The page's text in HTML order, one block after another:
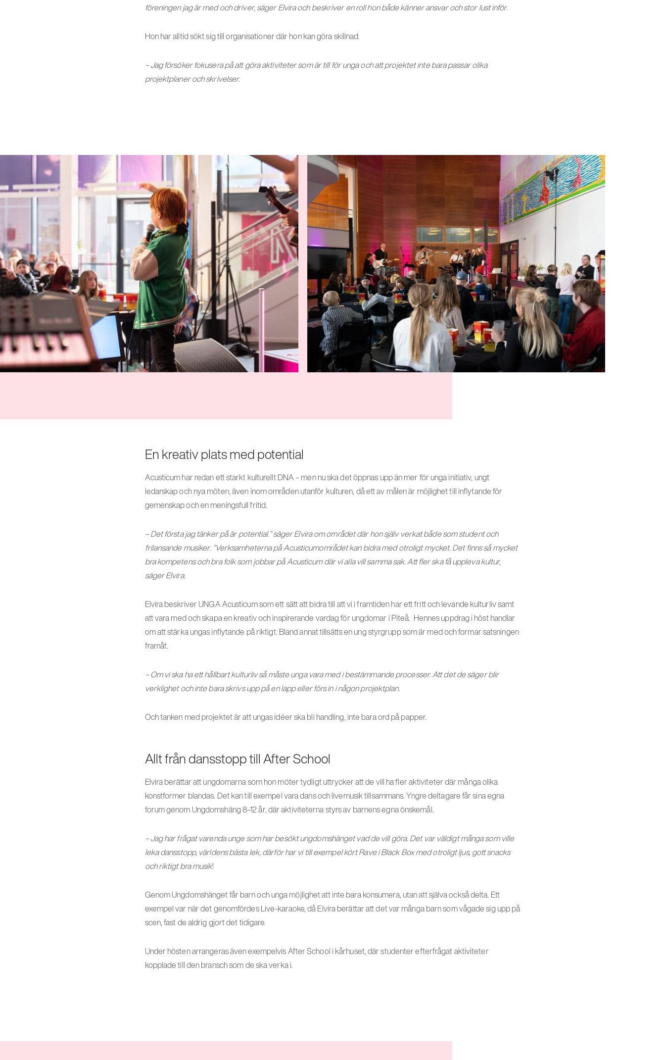
föreningen jag är med och driver, säger Elvira och beskriver en roll hon både känner ansvar och stor lust inför.
Hon har alltid sökt sig till organisationer där hon kan göra skillnad.
– Jag försöker fokusera på att göra aktiviteter som är till för unga och att projektet inte bara passar olika
projektplaner och skrivelser.
En kreativ plats med potential
Acusticum har redan ett starkt kulturellt DNA – men nu ska det öppnas upp än mer för unga initiativ, ungt
ledarskap och nya möten, även inom områden utanför kulturen, då ett av målen är möjlighet till inflytande för
gemenskap och en meningsfull fritid.
– Det första jag tänker på är potential.” säger Elvira om området där hon själv verkat både som student och
frilansande musiker. ”Verksamheterna på Acusticumområdet kan bidra med otroligt mycket. Det finns så mycket
bra kompetens och bra folk som jobbar på Acusticum där vi alla vill samma sak. Att fler ska få uppleva kultur,
säger Elvira.
Elvira beskriver UNGA Acusticum som ett sätt att bidra till att vi i framtiden har ett fritt och levande kulturliv samt
att vara med och skapa en kreativ och inspirerande vardag för ungdomar i Piteå. Hennes uppdrag i höst handlar
om att stärka ungas inflytande på riktigt. Bland annat tillsätts en ung styrgrupp som är med och formar satsningen
framåt.
– Om vi ska ha ett hållbart kulturliv så måste unga vara med i bestämmande processer. Att det de säger blir
verklighet och inte bara skrivs upp på en lapp eller förs in i någon projektplan.
Och tanken med projektet är att ungas idéer ska bli handling, inte bara ord på papper.
Allt från dansstopp till After School
Elvira berättar att ungdomarna som hon möter tydligt uttrycker att de vill ha fler aktiviteter där många olika
konstformer blandas. Det kan till exempel vara dans och livemusik tillsammans. Yngre deltagare får sina egna
forum genom Ungdomshäng 8–12 år, där aktiviteterna styrs av barnens egna önskemål.
– Jag har frågat varenda unge som har besökt ungdomshänget vad de vill göra. Det var väldigt många som ville
leka dansstopp, världens bästa lek, därför har vi till exempel kört Rave i Black Box med otroligt ljus, gott snacks
och riktigt bra musik!
Genom Ungdomshänget får barn och unga möjlighet att inte bara konsumera, utan att själva också delta. Ett
exempel var när det genomfördes Live-karaoke, då Elvira berättar att det var många barn som vågade sig upp på
scen, fast de aldrig gjort det tidigare.
Under hösten arrangeras även exempelvis After School i kårhuset, där studenter efterfrågat aktiviteter
kopplade till den bransch som de ska verka i.